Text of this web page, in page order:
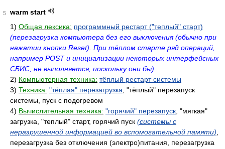
5
warm start
1) Общая лексика: программный рестарт ("теплый" старт)
(перезагрузка компьютера без его выключения (обычно при
нажатии кнопки Reset). При тёплом старте ряд операций,
например POST и инициализации некоторых интерфейсных
СБИС, не выполняется, поскольку они бы)
2) Компьютерная техника: тёплый рестарт системы
3) Техника: "тёплая" перезагрузка , "тёплый" перезапуск
системы, пуск с подогревом
4) Вычислительная техника: "горячий" перезапуск , "мягкая"
загрузка, "теплый" старт, горячий пуск (системы с
неразрушенной информацией во вспомогательной памяти)
перезагрузка без отключения (электро)питания, перезагрузка